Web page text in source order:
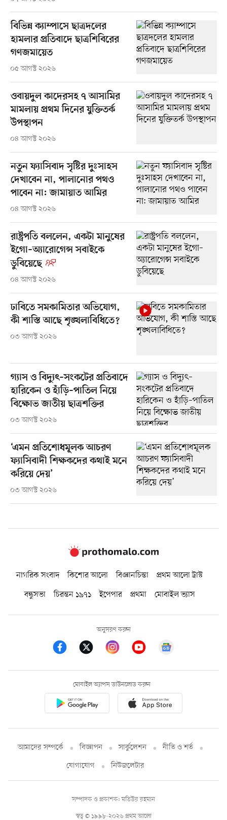
বিভিন্ন ক্যাম্পাসে ছাত্রদলের
হামলার প্রতিবাদে ছাত্রশিবিরের
গণজমায়েত
০৫ আগস্ট ২০২৬
ওবায়দুল কাদেরসহ ৭ আসামির
মামলায় প্রথম দিনের যুক্তিতর্ক
উপস্থাপন
০৪ আগস্ট ২০২৬
নতুন ফ্যাসিবাদ সৃষ্টির দুঃসাহস
দেখাবেন না, পালানোর পথও
পাবেন না: জামায়াত আমির
০৪ আগস্ট ২০২৬
রাষ্ট্রপতি বললেন, একটা মানুষের
ইগো–অ্যারোগেন্স সবাইকে
ডুবিয়েছে
০৪ আগস্ট ২০২৬
ঢাবিতে সমকামিতার অভিযোগ,
কী শাস্তি আছে শৃঙ্খলাবিধিতে?
০৩ আগস্ট ২০২৬
গ্যাস ও বিদ্যুৎ–সংকটের প্রতিবাদে
হারিকেন ও হাঁড়ি–পাতিল নিয়ে
বিক্ষোভ জাতীয় ছাত্রশক্তির
০৩ আগস্ট ২০২৬
‘এমন প্রতিশোধমূলক আচরণ
ফ্যাসিবাদী শিক্ষকদের কথাই মনে
করিয়ে দেয়’
০৩ আগস্ট ২০২৬
নাগরিক সংবাদ কিশোর আলো বিজ্ঞানচিন্তা
প্রথম আলো ট্রাস্ট
বন্ধুসভা
চিরন্তন ১৯৭১ ইপেপার প্রথমা মোবাইল ভ্যাস
অনুসরণ করুন
মোবাইল অ্যাপস ডাউনলোড করুন
আমাদের সম্পর্কে বিজ্ঞাপন সার্কুলেশন
নীতি ও শর্ত
যোগাযোগ
নিউজলেটার
স্বত্ব © ১৯৯৮-২০২৬ প্রথম আলো
সম্পাদক ও প্রকাশক: মতিউর রহমান